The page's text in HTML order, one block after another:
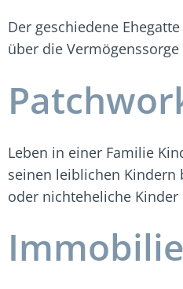
Der geschiedene
über die
Leben in einer Familie
seinen leiblichen Kindern
oder nichteheliche